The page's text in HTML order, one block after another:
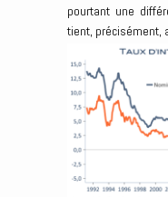
pourtant une
tient, précisément,